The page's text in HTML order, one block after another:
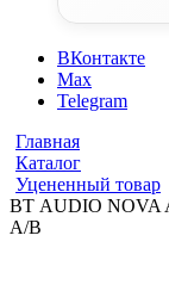
ВКонтакте
Max
Telegram
Главная
Каталог
Уцененный товар
ВТ AUDIO NOVA
A/B